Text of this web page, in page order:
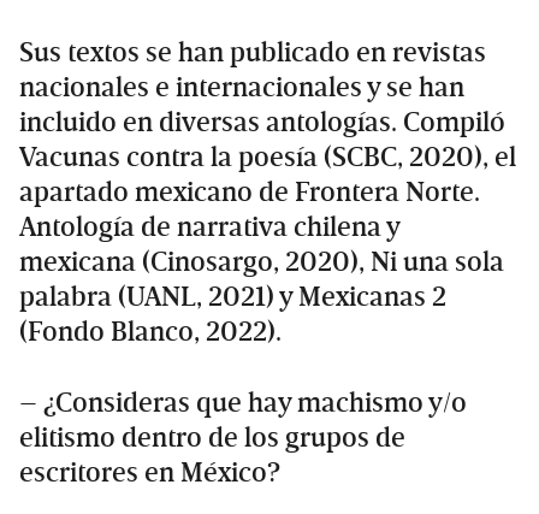
Sus textos se han publicado en revistas
nacionales e internacionales y se han
incluido en diversas antologías. Compiló
Vacunas contra la poesía (SCBC, 2020), el
apartado mexicano de Frontera Norte.
Antología de narrativa chilena y
mexicana (Cinosargo, 2020), Ni una sola
palabra (UANL, 2021) y Mexicanas 2
(Fondo Blanco, 2022).
– ¿Consideras que hay machismo y/o
elitismo dentro de los grupos de
escritores en México?